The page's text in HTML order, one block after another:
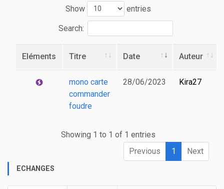
Show entries
Search:
Eléments Titre Date Auteur
mono carte
commander
foudre
28/06/2023 Kira27
Showing 1 to 1 of 1 entries
Previous
1 Next
ECHANGES